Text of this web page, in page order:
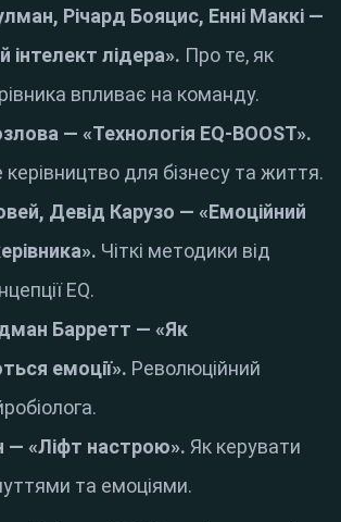
Річард Бояцис, Енні Маккі —
інтелект лідера». Про те, як
впливає на команду.
— «Технологія EQ-BOOST».
для бізнесу та життя.
Девід Карузо — «Емоційний
Чіткі методики від
EQ.
Барретт — «Як
емоції». Революційний
— «Ліфт настрою». Як керувати
та емоціями.